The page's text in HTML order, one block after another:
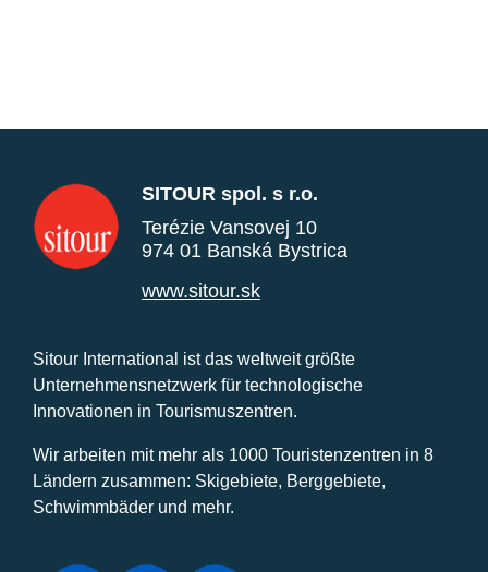
SITOUR spol. s r.o.
Terézie Vansovej 10
974 01 Banská Bystrica
www.sitour.sk
Sitour International ist das weltweit größte
Unternehmensnetzwerk für technologische
Innovationen in Tourismuszentren.
Wir arbeiten mit mehr als 1000 Touristenzentren in 8
Ländern zusammen: Skigebiete, Berggebiete,
Schwimmbäder und mehr.